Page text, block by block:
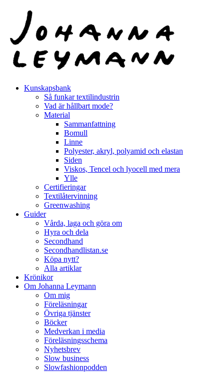
innehåll
Kunskapsbank
Så funkar textilindustrin
Vad är hållbart mode?
Material
Sammanfattning
Bomull
Linne
Polyester, akryl, polyamid och elastan
Siden
Viskos, Tencel och lyocell med mera
Ylle
Certifieringar
Textilåtervinning
Greenwashing
Guider
Vårda, laga och göra om
Hyra och dela
Secondhand
Secondhandlistan.se
Köpa nytt?
Alla artiklar
Krönikor
Om Johanna Leymann
Om mig
Föreläsningar
Övriga tjänster
Böcker
Medverkan i media
Föreläsningsschema
Nyhetsbrev
Slow business
Slowfashionpodden